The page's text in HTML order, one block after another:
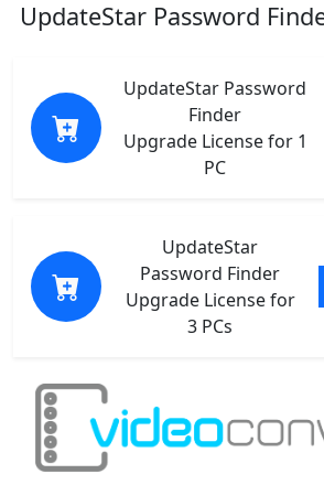
UpdateStar Password
UpdateStar Password
Finder
Upgrade License for 1
PC
UpdateStar
Password Finder
Upgrade License for
3 PCs